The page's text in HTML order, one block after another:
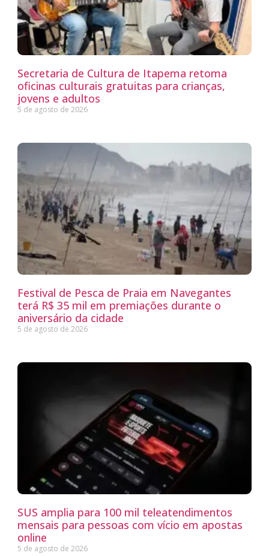
Secretaria de Cultura de Itapema retoma
oficinas culturais gratuitas para crianças,
jovens e adultos
5 de agosto de 2026
Festival de Pesca de Praia em Navegantes
terá R$ 35 mil em premiações durante o
aniversário da cidade
5 de agosto de 2026
SUS amplia para 100 mil teleatendimentos
mensais para pessoas com vício em apostas
online
5 de agosto de 2026